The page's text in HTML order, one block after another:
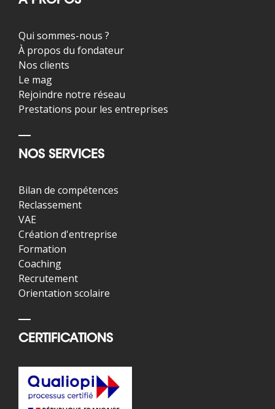
Qui sommes-nous ?
À propos du fondateur
Nos clients
Le mag
Rejoindre notre réseau
Prestations pour les entreprises
NOS SERVICES
Bilan de compétences
Reclassement
VAE
Création d'entreprise
Formation
Coaching
Recrutement
Orientation scolaire
CERTIFICATIONS